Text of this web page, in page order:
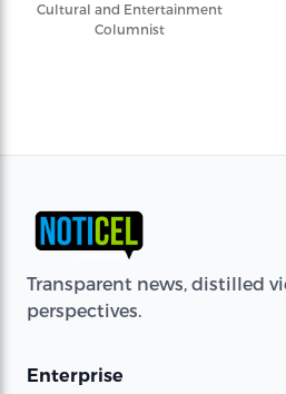
Cultural and Entertainment
Columnist
Transparent news, distilled
perspectives.
Enterprise